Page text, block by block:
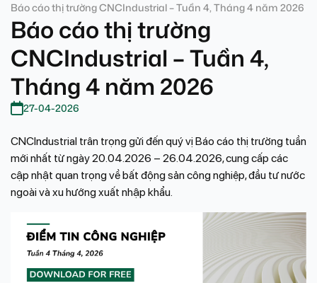
Báo cáo thị trường CNCIndustrial – Tuần 4, Tháng 4 năm 2026
Báo cáo thị trường
CNCIndustrial – Tuần 4,
Tháng 4 năm 2026
27-04-2026
CNCIndustrial trân trọng gửi đến quý vị Báo cáo thị trường tuần
mới nhất từ ngày 20.04.2026 – 26.04.2026, cung cấp các
cập nhật quan trọng về bất động sản công nghiệp, đầu tư nước
ngoài và xu hướng xuất nhập khẩu.